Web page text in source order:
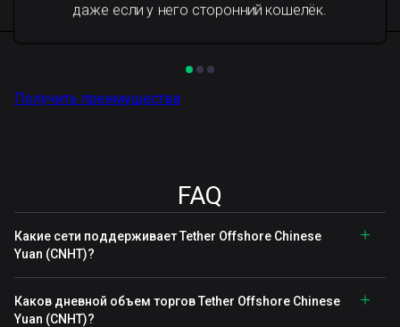
даже если у него сторонний кошелёк.
Получить преимущества
FAQ
Какие сети поддерживает Tether Offshore Chinese
Yuan (CNHT)?
Каков дневной объем торгов Tether Offshore Chinese
Yuan (CNHT)?